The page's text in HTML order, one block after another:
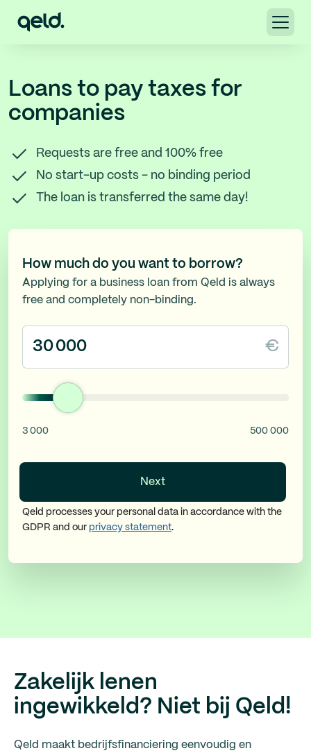
Loans to pay taxes for
companies
Requests are free and 100% free
No start-up costs - no binding period
The loan is transferred the same day!
How much do you want to borrow?
Applying for a business loan from Qeld is always
free and completely non-binding.
€
3 000 500 000
Next
Qeld processes your personal data in accordance with the
GDPR and our privacy statement.
Zakelijk lenen
ingewikkeld? Niet bij Qeld!
Qeld maakt bedrijfsfinanciering eenvoudig en